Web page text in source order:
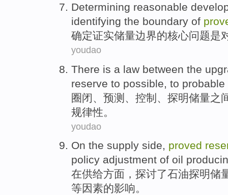
Determining reasonable
identifying the boundary of
确定证实储量边界的核心问题是
youdao
There is a law between the
reserve to possible, to
圈闭 、预测、控制、 探明储量之
规律性。
youdao
On the supply side, proved
policy adjustment of oil
在供给方面 ， 探讨了石油探明储
等因素的影响。